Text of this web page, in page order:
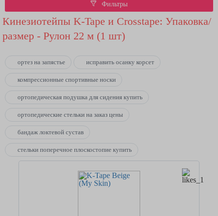
Фильтры
Кинезиотейпы K-Tape и Crosstape: Упаковка/
размер - Рулон 22 м (1 шт)
ортез на запястье исправить осанку корсет
компрессионные спортивные носки
ортопедическая подушка для сидения купить
ортопедические стельки на заказ цены
бандаж локтевой сустав
стельки поперечное плоскостопие купить